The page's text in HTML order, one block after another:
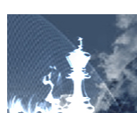
RUS
ENG